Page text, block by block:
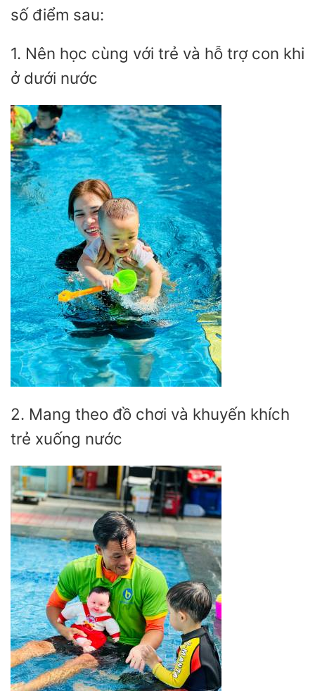
số điểm sau:
1. Nên học cùng với trẻ và hỗ trợ con khi
ở dưới nước
2. Mang theo đồ chơi và khuyến khích
trẻ xuống nước